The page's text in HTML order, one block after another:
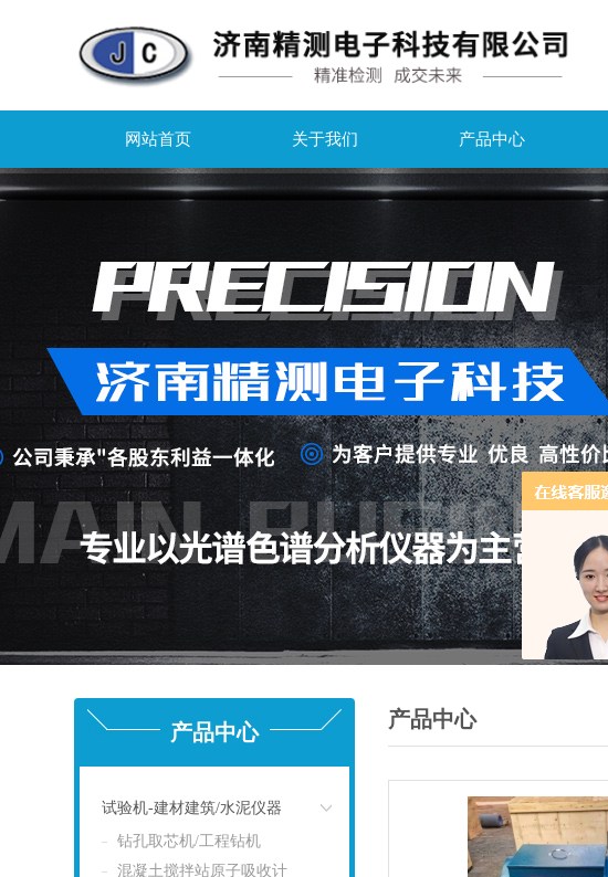
网站首页 关于我们 产品中心
产品中心
试验机-建材建筑/水泥仪器
钻孔取芯机/工程钻机
混凝土搅拌站原子吸收计
产品中心